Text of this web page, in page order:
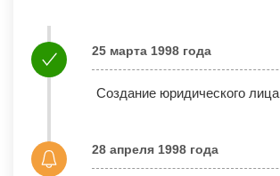
25 марта 1998 года
Создание юридического лица
28 апреля 1998 года